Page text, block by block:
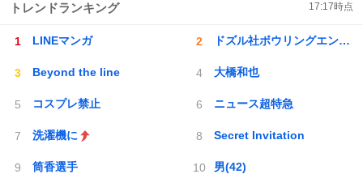
トレンドランキング 17:17時点
LINEマンガ ドズル社ボウリングエンドラ討伐
Beyond the line 大橋和也
コスプレ禁止 ニュース超特急
洗濯機に Secret Invitation
筒香選手 男(42)